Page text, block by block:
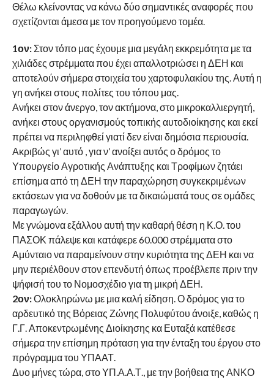
Θέλω κλείνοντας να κάνω δύο σημαντικές αναφορές που
σχετίζονται άμεσα με τον προηγούμενο τομέα.
1ον:Στον τόπο μας έχουμε μια μεγάλη εκκρεμότητα με τα
χιλιάδες στρέμματα που έχει απαλλοτριώσει η ΔΕΗ και
αποτελούν σήμερα στοιχεία του χαρτοφυλακίου της. Αυτή η
γη ανήκει στους πολίτες του τόπου μας.
Ανήκει στον άνεργο, τον ακτήμονα, στο μικροκαλλιεργητή,
ανήκει στους οργανισμούς τοπικής αυτοδιοίκησης και εκεί
πρέπει να περιληφθεί γιατί δεν είναι δημόσια περιουσία.
Ακριβώς γι’ αυτό , για ν’ ανοίξει αυτός ο δρόμος το
Υπουργείο Αγροτικής Ανάπτυξης και Τροφίμων ζητάει
επίσημα από τη ΔΕΗ την παραχώρηση συγκεκριμένων
εκτάσεων για να δοθούν με τα δικαιώματά τους σε ομάδες
παραγωγών.
Με γνώμονα εξάλλου αυτή την καθαρή θέση η Κ.Ο. του
ΠΑΣΟΚ πάλεψε και κατάφερε 60.000 στρέμματα στο
Αμύνταιο να παραμείνουν στην κυριότητα της ΔΕΗ και να
μην περιέλθουν στον επενδυτή όπως προέβλεπε πριν την
ψήφισή του το Νομοσχέδιο για τη μικρή ΔΕΗ.
2ον:Ολοκληρώνω με μια καλή είδηση. Ο δρόμος για το
αρδευτικό της Βόρειας Ζώνης Πολυφύτου άνοιξε, καθώς η
Γ.Γ. Αποκεντρωμένης Διοίκησης κα Ευταξά κατέθεσε
σήμερα την επίσημη πρόταση για την ένταξη του έργου στο
πρόγραμμα του ΥΠΑΑΤ.
Δυο μήνες τώρα, στο ΥΠ.Α.Α.Τ., με την βοήθεια της ΑΝΚΟ